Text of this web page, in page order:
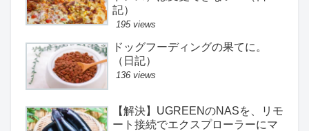
記）
195 views
ドッグフーディングの果てに。
（日記）
136 views
【解決】UGREENのNASを、リモ
ート接続でエクスプローラーにマ